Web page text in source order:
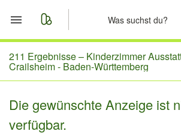
Start
Merkliste
Nachrichten
211 Ergebnisse – Kinderzimmer
Crailsheim - Baden-Württemberg
Die gewünschte Anzeige ist
verfügbar.